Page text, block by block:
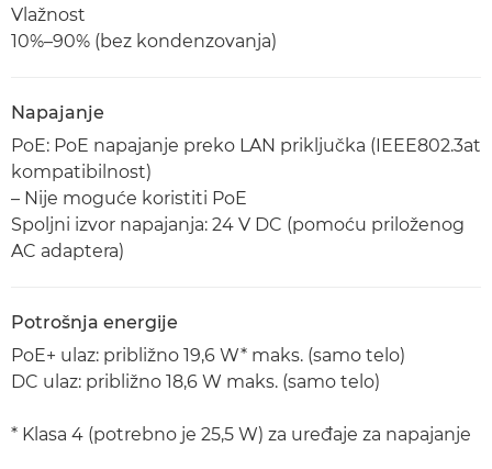
Vlažnost
10%–90% (bez kondenzovanja)
Napajanje
PoE: PoE napajanje preko LAN priključka (IEEE802.3at
kompatibilnost)
– Nije moguće koristiti PoE
Spoljni izvor napajanja: 24 V DC (pomoću priloženog
AC adaptera)
Potrošnja energije
PoE+ ulaz: približno 19,6 W* maks. (samo telo)
DC ulaz: približno 18,6 W maks. (samo telo)
* Klasa 4 (potrebno je 25,5 W) za uređaje za napajanje